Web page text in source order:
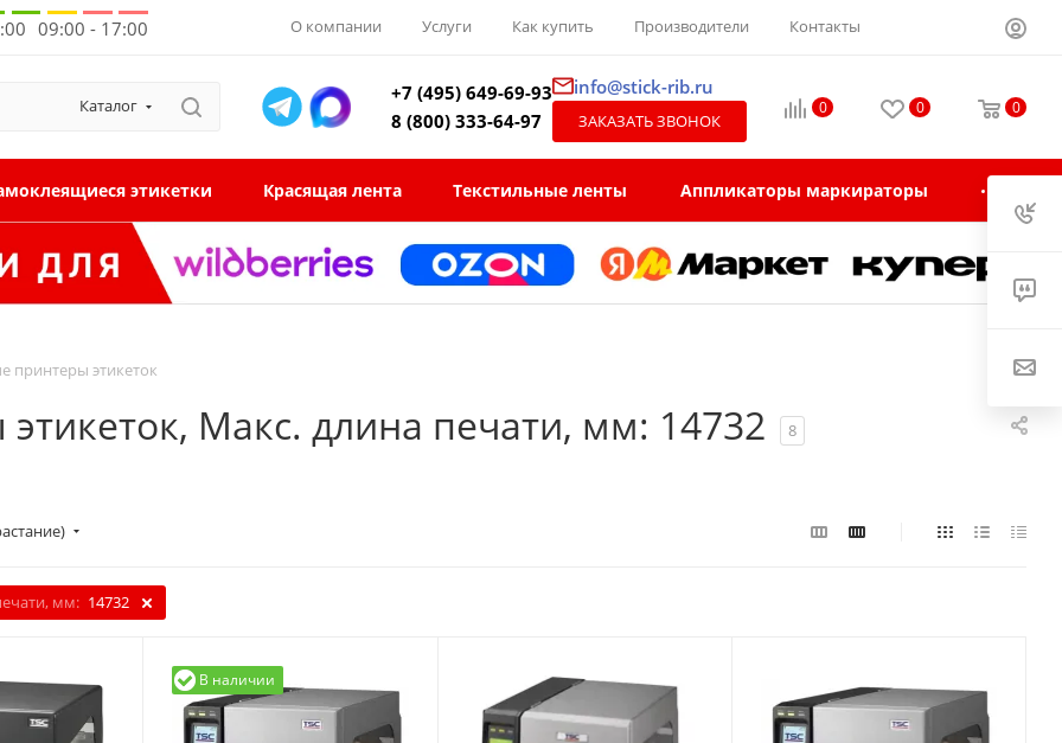
09:00 - 17:00 О компании Услуги Как купить Производители Контакты
Каталог
+7 (495) 649-69-93
8 (800) 333-64-97
info@stick-rib.ru
ЗАКАЗАТЬ ЗВОНОК
0 0 0
этикетки Красящая лента Текстильные ленты Аппликаторы маркираторы
этикеток
Макс. длина печати, мм: 14732 8
мм: 14732
В наличии